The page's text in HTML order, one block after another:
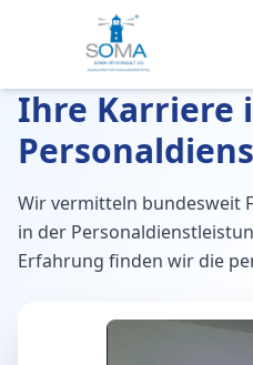
Ihre Karriere
Wir vermitteln bundesweit
in der
Erfahrung finden wir die